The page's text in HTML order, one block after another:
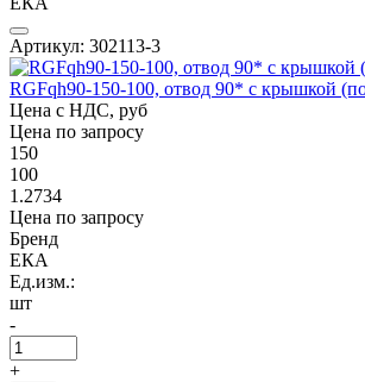
Артикул: 302113-3
RGFqh90-150-100, отвод 90* с крышкой
Цена с НДС, руб
Цена по запросу
150
100
1.2734
Цена по запросу
Бренд
ЕКА
Ед.изм.:
шт
-
+